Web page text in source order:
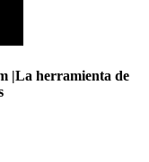
|La herramienta de